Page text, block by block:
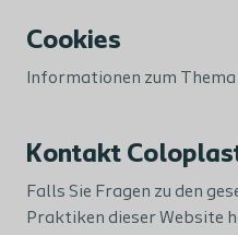
Cookies
Informationen zum
Kontakt
Falls Sie Fragen zu den
Praktiken dieser Website